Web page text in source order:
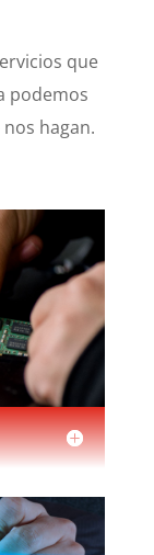
que
podemos
hagan.